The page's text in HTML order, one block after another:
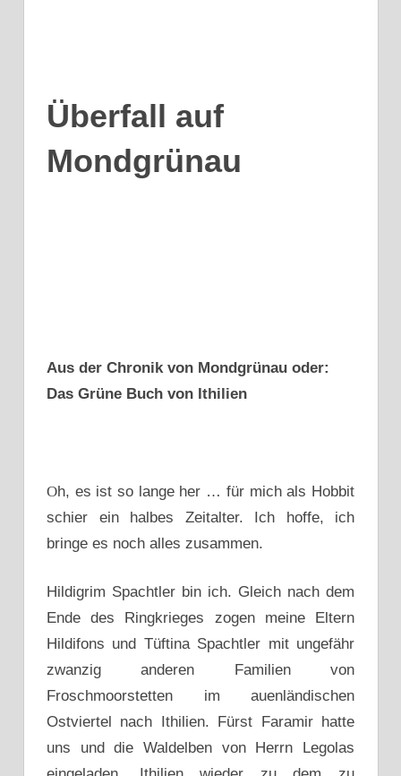
Überfall auf
Mondgrünau
Aus der Chronik von Mondgrünau oder:
Das Grüne Buch von Ithilien
Oh, es ist so lange her … für mich als Hobbit
schier ein halbes Zeitalter. Ich hoffe, ich
bringe es noch alles zusammen.
Hildigrim Spachtler bin ich. Gleich nach dem
Ende des Ringkrieges zogen meine Eltern
Hildifons und Tüftina Spachtler mit ungefähr
zwanzig anderen Familien von
Froschmoorstetten im auenländischen
Ostviertel nach Ithilien. Fürst Faramir hatte
uns und die Waldelben von Herrn Legolas